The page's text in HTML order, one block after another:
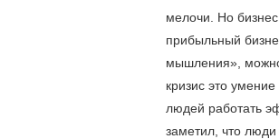
мелочи. Но
прибыльный
мышления»,
кризис это
людей работать
заметил, что люди